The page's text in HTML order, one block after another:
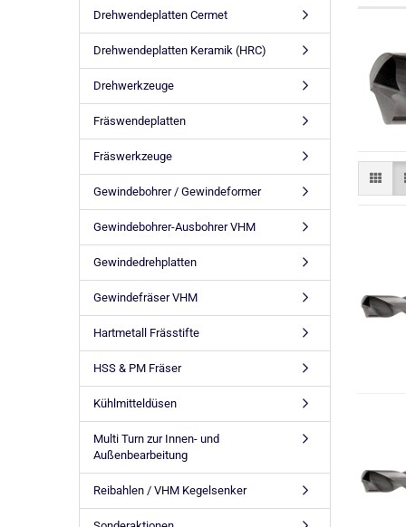
Drehwendeplatten Cermet
Drehwendeplatten Keramik (HRC)
Drehwerkzeuge
Fräswendeplatten
Fräswerkzeuge
Gewindebohrer / Gewindeformer
Gewindebohrer-Ausbohrer VHM
Gewindedrehplatten
Gewindefräser VHM
Hartmetall Frässtifte
HSS & PM Fräser
Kühlmitteldüsen
Multi Turn zur Innen- und
Außenbearbeitung
Reibahlen / VHM Kegelsenker